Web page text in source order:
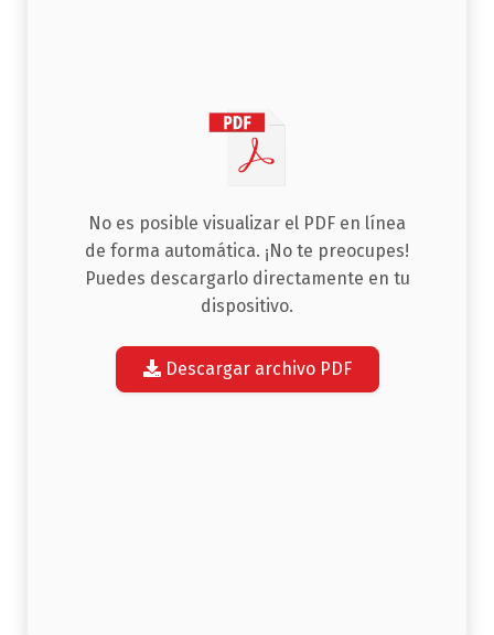
No es posible visualizar el PDF en línea
de forma automática. ¡No te preocupes!
Puedes descargarlo directamente en tu
dispositivo.
Descargar archivo PDF